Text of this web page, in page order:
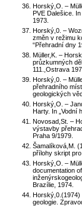
Horský,O. –
PVE Dalešice.
1973.
Horský,0. –
změn v režimu
“Přehradní dny
Müller,K. –
průzkumných
111.,Ostrava
Horský,0. –
přehradního
geologických
Horský,O. –
Harty. In „Vodní
Novosad,St. –
výstavby
Praha 9/1979.
Šamalíková,M.
přílohy skript
Horský,O. –
documentation
Brazílie, 1974.
geologie.